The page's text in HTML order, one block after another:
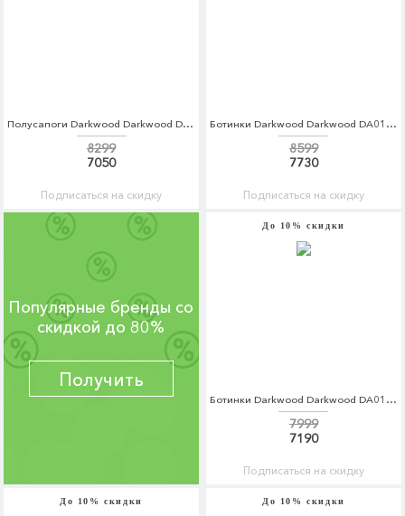
Полусапоги Darkwood Darkwood DA014AWCBGI6
8299
7050
Подписаться на скидку
Ботинки Darkwood Darkwood DA014AMCBGG9
8599
7730
Подписаться на скидку
Популярные бренды со
скидкой до 80%
Получить
До 10% скидки
Ботинки Darkwood Darkwood DA014AMCBGH4
7999
7190
Подписаться на скидку
До 10% скидки До 10% скидки